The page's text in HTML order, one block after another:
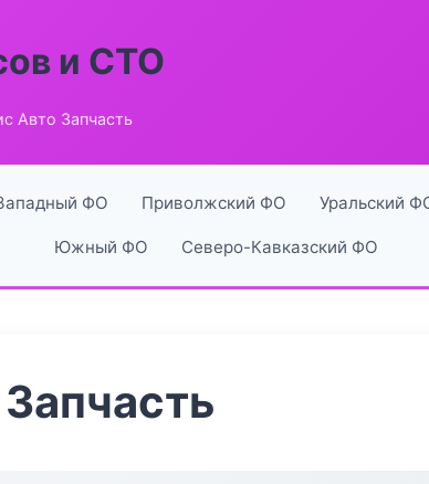
и СТО
Авто Запчасть
ФО Приволжский ФО Уральский
Южный ФО Северо-Кавказский ФО